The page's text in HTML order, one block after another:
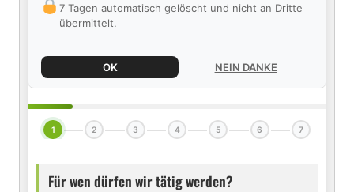
7 Tagen automatisch gelöscht und nicht an Dritte
übermittelt.
OK NEIN DANKE
1 2 3 4 5 6 7
Für wen dürfen wir tätig werden?